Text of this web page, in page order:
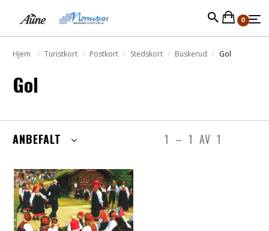
0
Hjem Turistkort Postkort Stedskort Buskerud Gol
Gol
1 – 1 AV 1
ANBEFALT